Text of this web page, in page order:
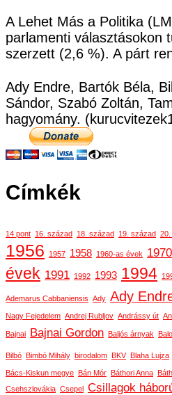
A Lehet Más a Politika
parlamenti választásokon
szerzett (2,6 %). A párt
Ady Endre, Bartók Béla,
Sándor, Szabó Zoltán,
hagyomány.
Címkék
14 pont 16. század 18. század 19. század
1956 1957 1958 1960-as évek
évek 1991 1992 1993 1994
Ademarus Cabbaniensis Ady Ady
Nagy Fejedelem Andrej Rubljov Andrássy út
Bajnai Bajnai Gordon Baljós árnyak
Bilbó Bimbó Mihály birodalom BKV Blaha Lujza
Bács-Kiskun megye Bán Mór Báthori Anna
Csehszlovákia Csepel Csillagok